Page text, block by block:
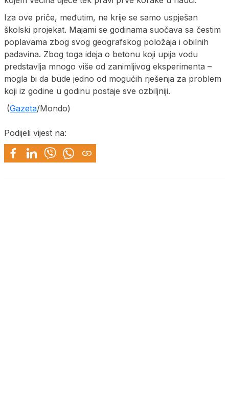
Iza ove priče, međutim, ne krije se samo uspješan
školski projekat. Majami se godinama suočava sa čestim
poplavama zbog svog geografskog položaja i obilnih
padavina. Zbog toga ideja o betonu koji upija vodu
predstavlja mnogo više od zanimljivog eksperimenta –
mogla bi da bude jedno od mogućih rješenja za problem
koji iz godine u godinu postaje sve ozbiljniji.
(Gazeta/Mondo)
Podijeli vijest na: